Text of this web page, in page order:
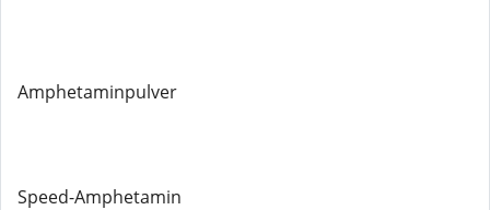
Amphetaminpulver
Speed-Amphetamin